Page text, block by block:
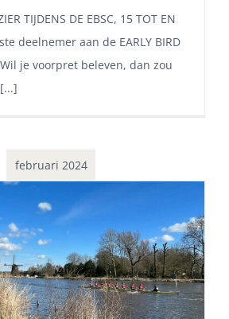
TIJDENS DE EBSC, 15 TOT EN
deelnemer aan de EARLY BIRD
Wil je voorpret beleven, dan zou
februari 2024